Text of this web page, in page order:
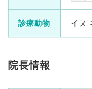
診療動物 イヌ
院長情報